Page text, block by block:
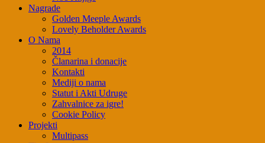
Nagrade
Golden Meeple Awards
Lovely Beholder Awards
O Nama
2014
Članarina i donacije
Kontakti
Mediji o nama
Statut i Akti Udruge
Zahvalnice za igre!
Cookie Policy
Projekti
Multipass